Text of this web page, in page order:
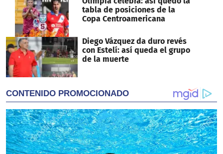
tabla de posiciones de la
Copa Centroamericana
Diego Vázquez da duro revés
con Estelí: así queda el grupo
de la muerte